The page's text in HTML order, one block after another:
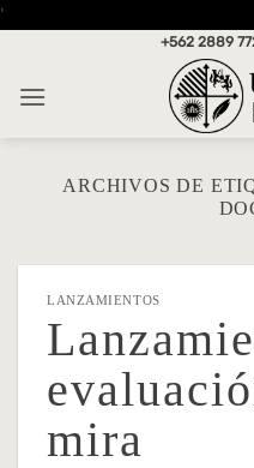
'Saltar
+562 2889
ARCHIVOS DE
LANZAMIENTOS
mira